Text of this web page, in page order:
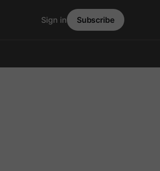
Sign in Subscribe